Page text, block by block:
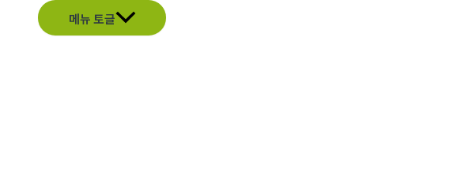
메뉴 토글